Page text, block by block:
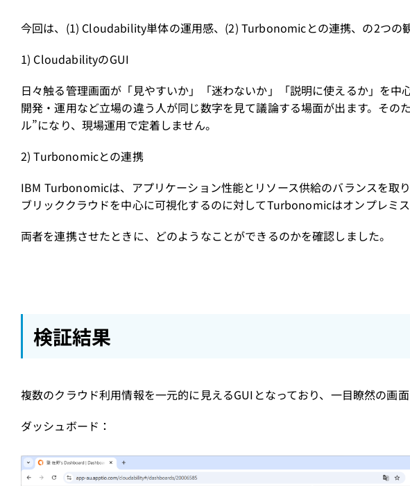
今回は、(1) Cloudability単体の運用感、(2) Turbonomicとの連携、の2つの
1) CloudabilityのGUI
日々触る管理画面が「見やすいか」「迷わないか」「説明に使えるか」を
開発・運用など立場の違う人が同じ数字を見て議論する場面が出ます。そ
ル”になり、現場運用で定着しません。
2) Turbonomicとの連携
IBM Turbonomicは、アプリケーション性能とリソース供給のバランスを
ブリッククラウドを中心に可視化するのに対してTurbonomicはオンプレミ
両者を連携させたときに、どのようなことができるのかを確認しました。
検証結果
複数のクラウド利用情報を一元的に見えるGUIとなっており、一目瞭然の画面
ダッシュボード：